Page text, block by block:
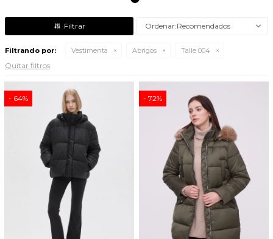
Recomendados
Filtrando por: Vestimenta Abrigos Talle 004
Quitar filtros
64 72